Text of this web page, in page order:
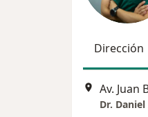
Dirección
Av. Juan
Dr.